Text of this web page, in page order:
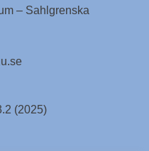
– Sahlgrenska
(2025)